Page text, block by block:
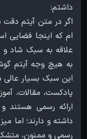
اگر در متن آیتم دقت
ام که اینجا فضایی
علاقه به سبک شاد و
به هیچ وجه آیتم
این سبک بسیار
پادکست، مقالات،
ارائه رسمی
داشته و دارند؛